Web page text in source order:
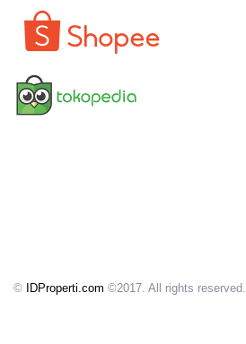
© IDProperti.com ©2017. All rights reserved.